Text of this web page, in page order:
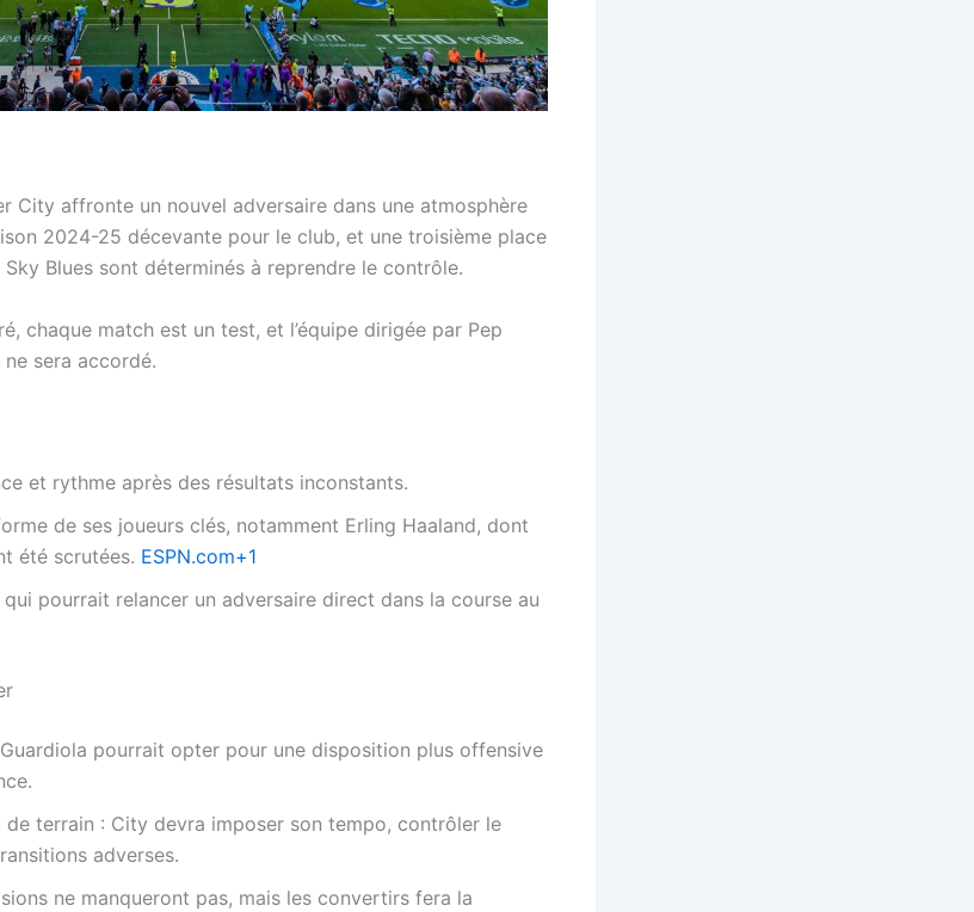
City affronte un nouvel adversaire dans une atmosphère
2024-25 décevante pour le club, et une troisième place
Sky Blues sont déterminés à reprendre le contrôle.
chaque match est un test, et l’équipe dirigée par Pep
sera accordé.
et rythme après des résultats inconstants.
de ses joueurs clés, notamment Erling Haaland, dont
été scrutées. ESPN.com+1
pourrait relancer un adversaire direct dans la course au
pourrait opter pour une disposition plus offensive
de terrain : City devra imposer son tempo, contrôler le
adverses.
ne manqueront pas, mais les convertirs fera la